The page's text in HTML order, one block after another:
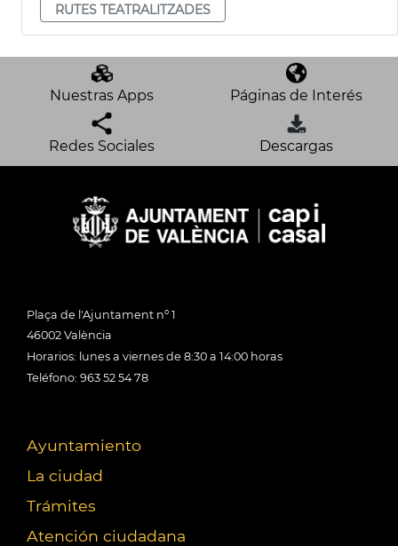
RUTES TEATRALITZADES
Nuestras Apps Páginas de Interés
Redes Sociales Descargas
Plaça de l'Ajuntament nº 1
46002 València
Horarios: lunes a viernes de 8:30 a 14:00 horas
Teléfono: 963 52 54 78
Ayuntamiento
La ciudad
Trámites
Atención ciudadana